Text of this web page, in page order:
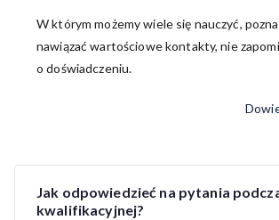
W którym możemy wiele się nauczyć,
nawiązać wartościowe kontakty, nie
o doświadczeniu.
Jak odpowiedzieć na pytania
kwalifikacyjnej?